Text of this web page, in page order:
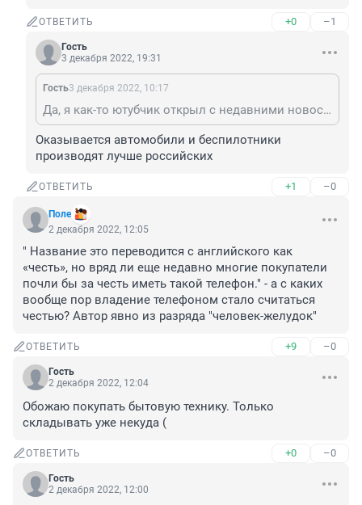
ОТВЕТИТЬ +0 –1
Гость
3 декабря 2022, 19:31
Гость3 декабря 2022, 10:17
Да, я как-то ютубчик открыл с недавними новостями из Ирана, ну так себе живут)
Оказывается автомобили и беспилотники
производят лучше российских
ОТВЕТИТЬ +1 –0
Поле
2 декабря 2022, 12:05
" Название это переводится с английского как
«честь», но вряд ли еще недавно многие покупатели
почли бы за честь иметь такой телефон." - а с каких
вообще пор владение телефоном стало считаться
честью? Автор явно из разряда "человек-желудок"
ОТВЕТИТЬ +9 –0
Гость
2 декабря 2022, 12:04
Обожаю покупать бытовую технику. Только
складывать уже некуда (
ОТВЕТИТЬ +0 –0
Гость
2 декабря 2022, 12:00